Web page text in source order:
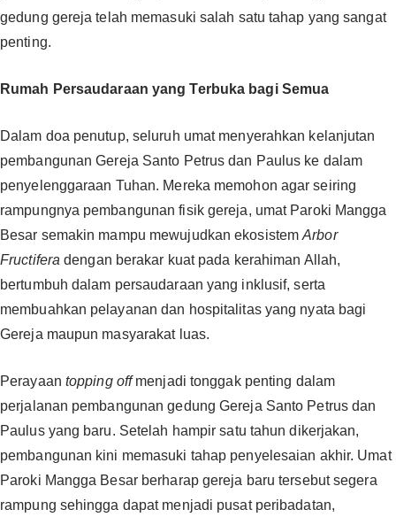
gedung gereja telah memasuki salah satu tahap yang sangat
penting. ‎‎
Rumah Persaudaraan yang Terbuka bagi Semua
‎‎Dalam doa penutup, seluruh umat menyerahkan kelanjutan
pembangunan Gereja Santo Petrus dan Paulus ke dalam
penyelenggaraan Tuhan. Mereka memohon agar seiring
rampungnya pembangunan fisik gereja, umat Paroki Mangga
Besar semakin mampu mewujudkan ekosistemArbor
Fructifera dengan berakar kuat pada kerahiman Allah,
bertumbuh dalam persaudaraan yang inklusif, serta
membuahkan pelayanan dan hospitalitas yang nyata bagi
Gereja maupun masyarakat luas. ‎‎
Perayaan topping offmenjadi tonggak penting dalam
perjalanan pembangunan gedung Gereja Santo Petrus dan
Paulus yang baru. Setelah hampir satu tahun dikerjakan,
pembangunan kini memasuki tahap penyelesaian akhir. Umat
Paroki Mangga Besar berharap gereja baru tersebut segera
rampung sehingga dapat menjadi pusat peribadatan,